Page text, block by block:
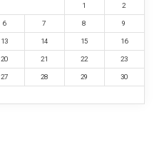
1 2
6 7 8 9
13 14 15 16
20 21 22 23
27 28 29 30